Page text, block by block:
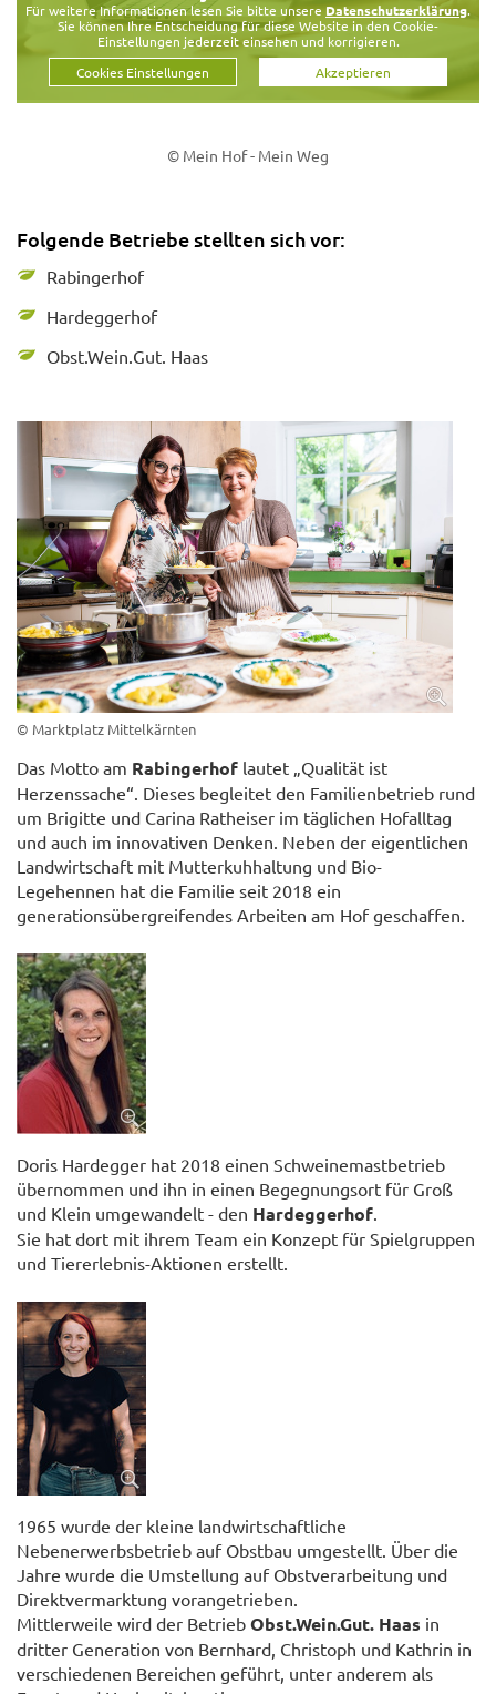
Für weitere Informationen lesen Sie bitte unsereDatenschutzerklärung.
Sie können Ihre Entscheidung für diese Website in den Cookie-
Einstellungen jederzeit einsehen und korrigieren.
Akzeptieren
Cookies Einstellungen
© Mein Hof - Mein Weg
Folgende Betriebe stellten sich vor:
Rabingerhof
Hardeggerhof
Obst.Wein.Gut. Haas
© Marktplatz Mittelkärnten
Das Motto am Rabingerhof lautet „Qualität ist
Herzenssache“. Dieses begleitet den Familienbetrieb rund
um Brigitte und Carina Ratheiser im täglichen Hofalltag
und auch im innovativen Denken. Neben der eigentlichen
Landwirtschaft mit Mutterkuhhaltung und Bio-
Legehennen hat die Familie seit 2018 ein
generationsübergreifendes Arbeiten am Hof geschaffen.
Doris Hardegger hat 2018 einen Schweinemastbetrieb
übernommen und ihn in einen Begegnungsort für Groß
und Klein umgewandelt - den Hardeggerhof
Sie hat dort mit ihrem Team ein Konzept für Spielgruppen
und Tiererlebnis-Aktionen erstellt.
1965 wurde der kleine landwirtschaftliche
Nebenerwerbsbetrieb auf Obstbau umgestellt. Über die
Jahre wurde die Umstellung auf Obstverarbeitung und
Direktvermarktung vorangetrieben.
Mittlerweile wird der Betrieb Obst.Wein.Gut. Haas in
dritter Generation von Bernhard, Christoph und Kathrin in
verschiedenen Bereichen geführt, unter anderem als